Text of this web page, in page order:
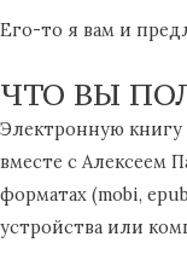
Его-то я вам и
ЧТО ВЫ
Электронную книгу
вместе с Алексеем
форматах (mobi,
устройства или